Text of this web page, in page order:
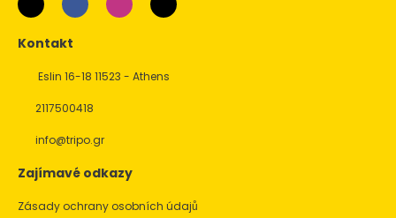
Kontakt
Eslin 16-18 11523 - Athens
2117500418
info@tripo.gr
Zajímavé odkazy
Zásady ochrany osobních údajů